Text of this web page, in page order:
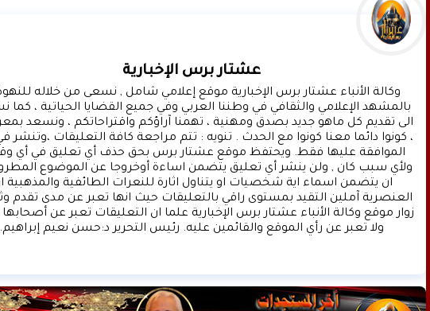
عشتار برس الإخبارية
ولا تعبر عن رأي الموقع والقائمين عليه. رئيس التحرير د:حسن نعيم إبراهيم.